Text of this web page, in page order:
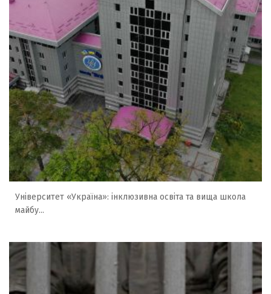
Університет «Україна»: інклюзивна освіта та вища школа
майбу...